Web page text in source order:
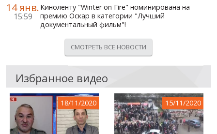
14 янв.
15:59
Киноленту "Winter on Fire" номинирована на
премию Оскар в категории "Лучший
документальный фильм"!
СМОТРЕТЬ ВСЕ НОВОСТИ
Избранное видео
18/11/2020 15/11/2020